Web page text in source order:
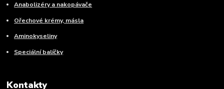
Anabolizéry a nakopávače
Ořechové krémy, másla
Aminokyseliny
Speciální balíčky
Kontakty